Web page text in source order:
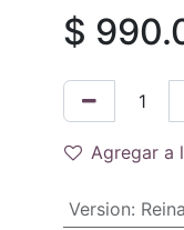
$
Agregar a
Version: